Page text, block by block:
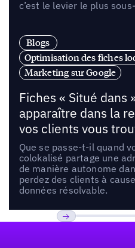
c’est le levier le plus
Blogs
Optimisation des fiches
Marketing sur Google
Fiches « Situé dans
apparaître dans la
vos clients vous
Que se passe-t-il quand
colokalisé partage une
de manière autonome
perdez des clients à
données résolvable.